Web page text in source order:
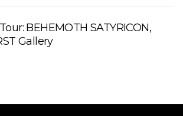
BEHEMOTH SATYRICON,
Gallery